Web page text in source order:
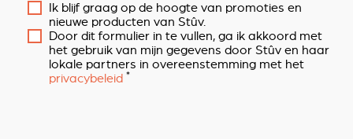
Ik blijf graag op de hoogte van promoties en
nieuwe producten van Stûv.
Door dit formulier in te vullen, ga ik akkoord met
het gebruik van mijn gegevens door Stûv en haar
lokale partners in overeenstemming met het
privacybeleid *